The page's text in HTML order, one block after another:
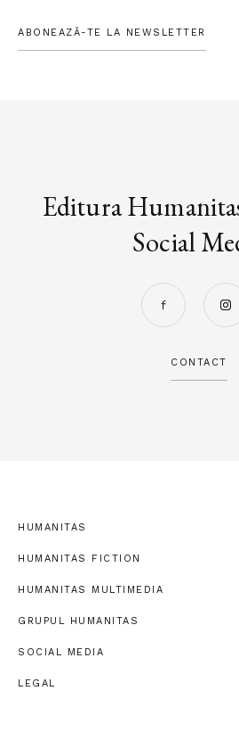
ABONEAZĂ-TE LA NEWSLETTER
Editura
Social
CONTACT
HUMANITAS
HUMANITAS FICTION
HUMANITAS MULTIMEDIA
GRUPUL HUMANITAS
SOCIAL MEDIA
LEGAL